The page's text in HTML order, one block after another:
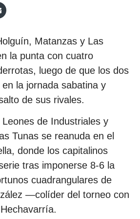
Matanzas y Las
la punta con cuatro
luego de que los dos
la jornada sabatina y
de sus rivales.
de Industriales y
Tunas se reanuda en el
donde los capitalinos
tras imponerse 8-6 la
cuadrangulares de
—colíder del torneo con